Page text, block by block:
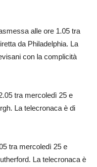
alle ore 1.05 tra
da Philadelphia. La
con la complicità
tra mercoledì 25 e
La telecronaca è di
tra mercoledì 25 e
La telecronaca è